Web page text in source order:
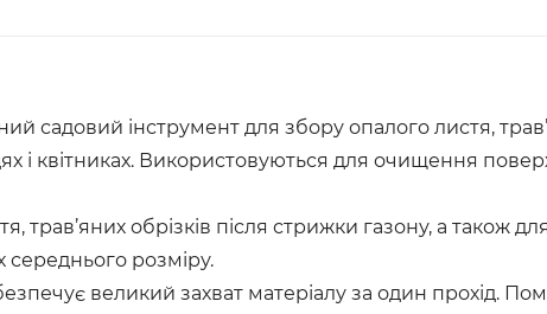
садовий інструмент для збору опалого листя,
і квітниках. Використовуються для очищення
трав’яних обрізків після стрижки газону, а також
середнього розміру.
великий захват матеріалу за один прохід.